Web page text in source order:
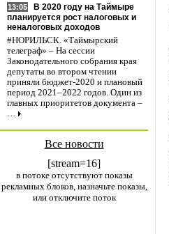
13:05
В 2020 году на Таймыре
планируется рост налоговых и
неналоговых доходов
#НОРИЛЬСК. «Таймырский
телеграф» – На сессии
Законодательного собрания края
депутаты во втором чтении
приняли бюджет-2020 и плановый
период 2021–2022 годов. Один из
главных приоритетов документа –
…
Все новости
[stream=16]
в потоке отсутствуют показы
рекламных блоков, назначьте показы,
или отключите поток